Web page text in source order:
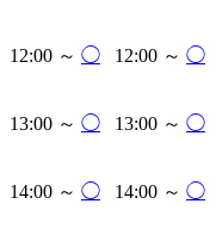
12:00 ～ ◯ 12:00 ～ ◯
13:00 ～ ◯ 13:00 ～ ◯
14:00 ～ ◯ 14:00 ～ ◯